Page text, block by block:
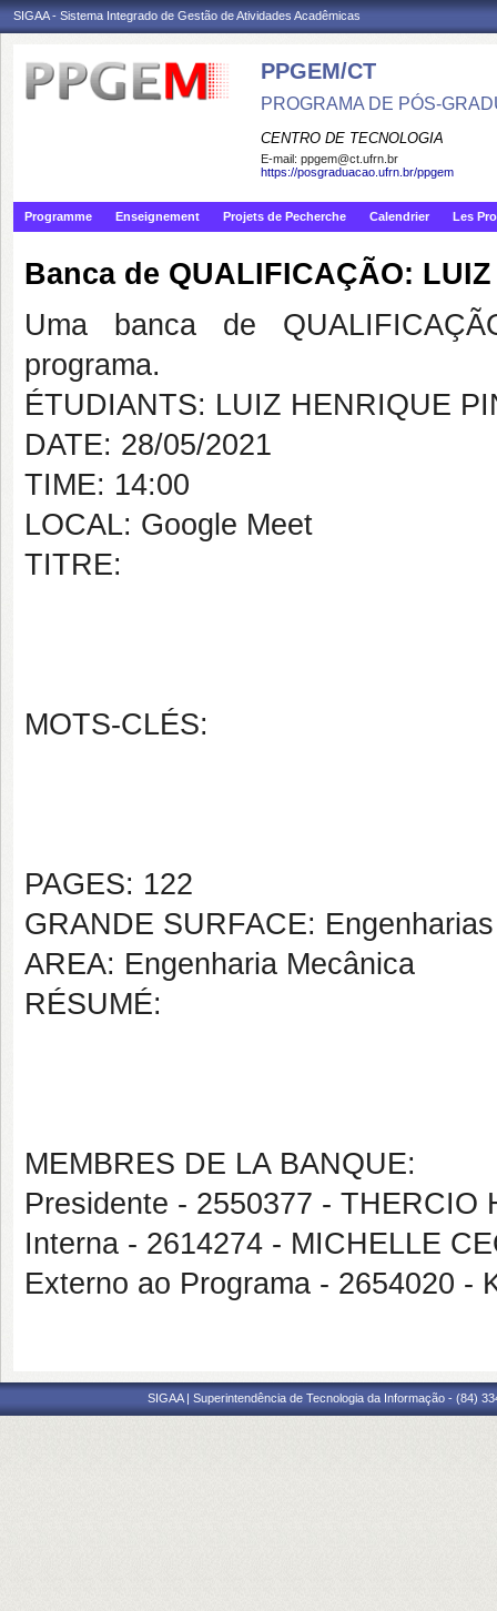
SIGAA - Sistema Integrado de Gestão de Atividades Acadêmicas
PPGEM/CT
PROGRAMA DE PÓS-
CENTRO DE TECNOLOGIA
E-mail: ppgem@ct.ufrn.br
https://posgraduacao.ufrn.br/ppgem
Programme Enseignement Projets de Pecherche Calendrier Les
Banca de QUALIFICAÇÃO:
Uma banca de
programa.
ÉTUDIANTS: LUIZ HENRIQUE
DATE: 28/05/2021
TIME: 14:00
LOCAL: Google Meet
TITRE:
MOTS-CLÉS:
PAGES: 122
GRANDE SURFACE: Engenharias
AREA: Engenharia Mecânica
RÉSUMÉ:
MEMBRES DE LA BANQUE:
Presidente - 2550377 - THERCIO
Interna - 2614274 - MICHELLE
Externo ao Programa - 2654020 -
SIGAA | Superintendência de Tecnologia da Informação - (84)